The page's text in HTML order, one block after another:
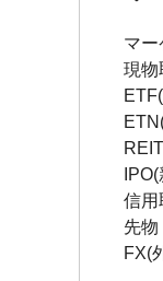
マ
現物
信用
先物
FX(